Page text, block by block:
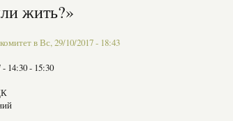
жить?»
в Вс, 29/10/2017 - 18:43
- 14:30- 15:30